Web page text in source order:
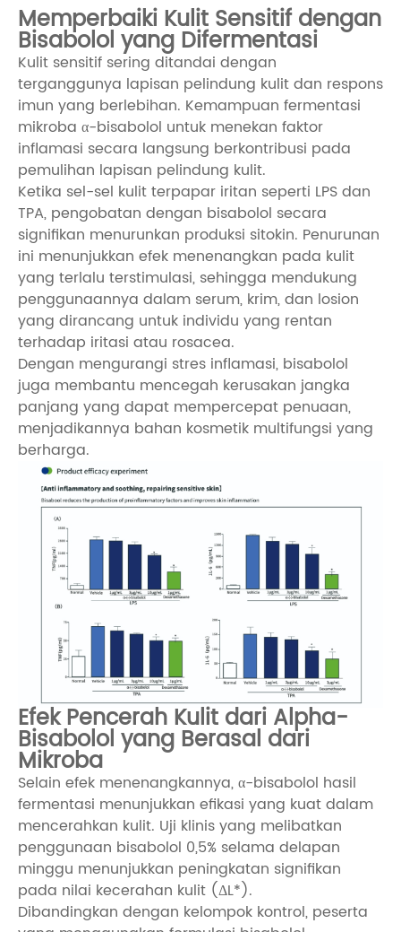
Memperbaiki Kulit Sensitif dengan
Bisabolol yang Difermentasi
Kulit sensitif sering ditandai dengan
terganggunya lapisan pelindung kulit dan respons
imun yang berlebihan. Kemampuan fermentasi
mikroba α-bisabolol untuk menekan faktor
inflamasi secara langsung berkontribusi pada
pemulihan lapisan pelindung kulit.
Ketika sel-sel kulit terpapar iritan seperti LPS dan
TPA, pengobatan dengan bisabolol secara
signifikan menurunkan produksi sitokin. Penurunan
ini menunjukkan efek menenangkan pada kulit
yang terlalu terstimulasi, sehingga mendukung
penggunaannya dalam serum, krim, dan losion
yang dirancang untuk individu yang rentan
terhadap iritasi atau rosacea.
Dengan mengurangi stres inflamasi, bisabolol
juga membantu mencegah kerusakan jangka
panjang yang dapat mempercepat penuaan,
menjadikannya bahan kosmetik multifungsi yang
berharga.
Efek Pencerah Kulit dari Alpha-
Bisabolol yang Berasal dari
Mikroba
Selain efek menenangkannya, α-bisabolol hasil
fermentasi menunjukkan efikasi yang kuat dalam
mencerahkan kulit. Uji klinis yang melibatkan
penggunaan bisabolol 0,5% selama delapan
minggu menunjukkan peningkatan signifikan
pada nilai kecerahan kulit (ΔL*).
Dibandingkan dengan kelompok kontrol, peserta